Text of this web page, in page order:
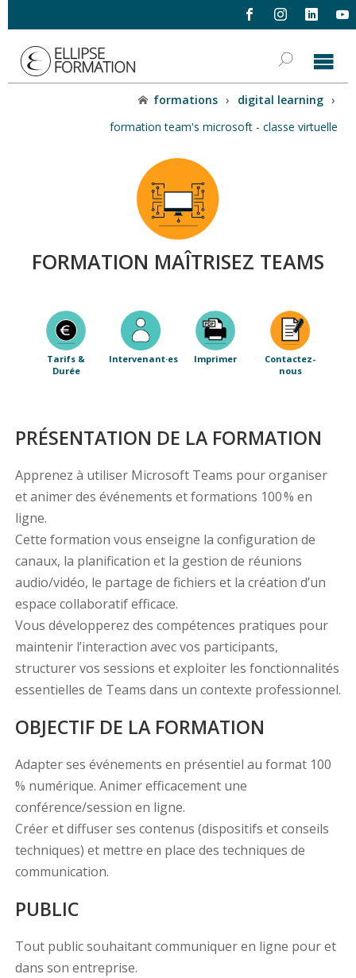
formations › digital learning ›
formation team's microsoft - classe virtuelle
FORMATION MAÎTRISEZ TEAMS
Tarifs &
Durée
Intervenant·es Imprimer
Contactez-
nous
PRÉSENTATION DE LA FORMATION
Apprenez à utiliser Microsoft Teams pour organiser
et animer des événements et formations 100 % en
ligne.
Cette formation vous enseigne la configuration de
canaux, la planification et la gestion de réunions
audio/vidéo, le partage de fichiers et la création d’un
espace collaboratif efficace.
Vous développerez des compétences pratiques pour
maintenir l’interaction avec vos participants,
structurer vos sessions et exploiter les fonctionnalités
essentielles de Teams dans un contexte professionnel.
OBJECTIF DE LA FORMATION
Adapter ses événements en présentiel au format 100
% numérique. Animer efficacement une
conférence/session en ligne.
Créer et diffuser ses contenus (dispositifs et conseils
techniques) et mettre en place des techniques de
communication.
PUBLIC
Tout public souhaitant communiquer en ligne pour et
dans son entreprise.